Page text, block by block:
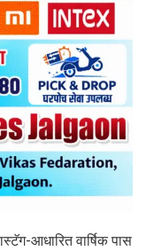
आधारित वार्षिक पास